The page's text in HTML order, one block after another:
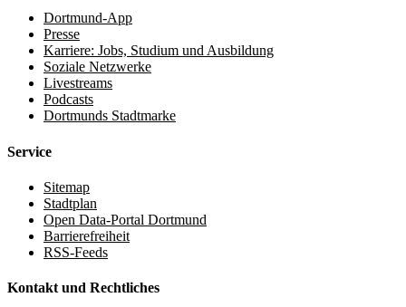
Dortmund-App
Presse
Karriere: Jobs, Studium und Ausbildung
Soziale Netzwerke
Livestreams
Podcasts
Dortmunds Stadtmarke
Service
Sitemap
Stadtplan
Open Data-Portal Dortmund
Barrierefreiheit
RSS-Feeds
Kontakt und Rechtliches